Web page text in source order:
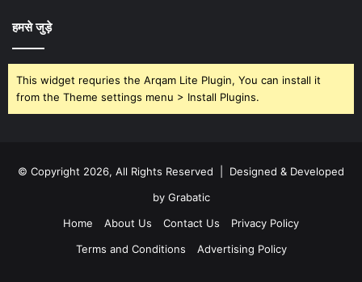
हमसे जुड़े
This widget requries the Arqam Lite Plugin, You can install it
from the Theme settings menu > Install Plugins.
© Copyright 2026, All Rights Reserved | Designed & Developed
by Grabatic
Home
About Us Contact Us
Privacy Policy
Terms and Conditions
Advertising Policy